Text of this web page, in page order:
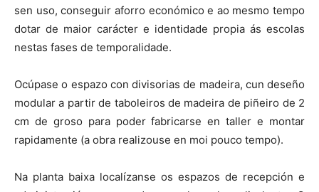
sen uso, conseguir aforro económico e ao mesmo tempo
dotar de maior carácter e identidade propia ás escolas
nestas fases de temporalidade.
Ocúpase o espazo con divisorias de madeira, cun deseño
modular a partir de taboleiros de madeira de piñeiro de 2
cm de groso para poder fabricarse en taller e montar
rapidamente (a obra realizouse en moi pouco tempo).
Na planta baixa localízanse os espazos de recepción e